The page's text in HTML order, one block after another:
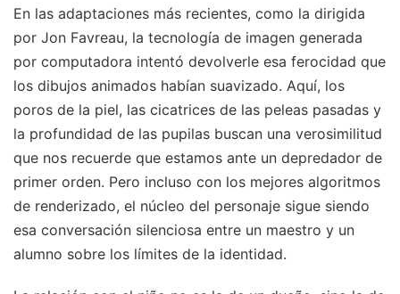
En las adaptaciones más recientes, como la dirigida
por Jon Favreau, la tecnología de imagen generada
por computadora intentó devolverle esa ferocidad que
los dibujos animados habían suavizado. Aquí, los
poros de la piel, las cicatrices de las peleas pasadas y
la profundidad de las pupilas buscan una verosimilitud
que nos recuerde que estamos ante un depredador de
primer orden. Pero incluso con los mejores algoritmos
de renderizado, el núcleo del personaje sigue siendo
esa conversación silenciosa entre un maestro y un
alumno sobre los límites de la identidad.